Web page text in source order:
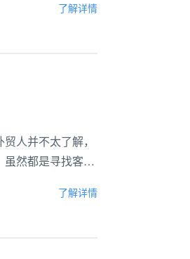
了解详情
人并不太了解，
虽然都是寻找客
了解详情